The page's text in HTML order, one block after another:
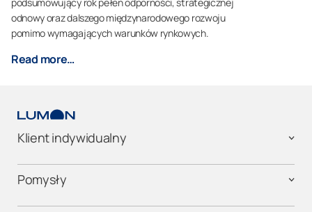
odnowy oraz dalszego międzynarodowego rozwoju
pomimo wymagających warunków rynkowych.
Read more…
Klient indywidualny
Pomysły